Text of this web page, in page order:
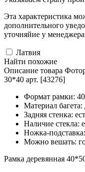
Эта характеристика
дополнительного
уточняйие у
Латвия
Найти похожие
Описание товара
30*40 арт. [43276]
Формат рамки:
Материал багета:
Задняя стенка:
Наличие стекла:
Ножка-
Можно вешать:
Рамка деревянная